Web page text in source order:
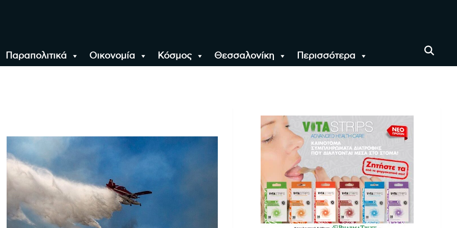
Παραπολιτικά Οικονομία Κόσμος Θεσσαλονίκη Περισσότερα